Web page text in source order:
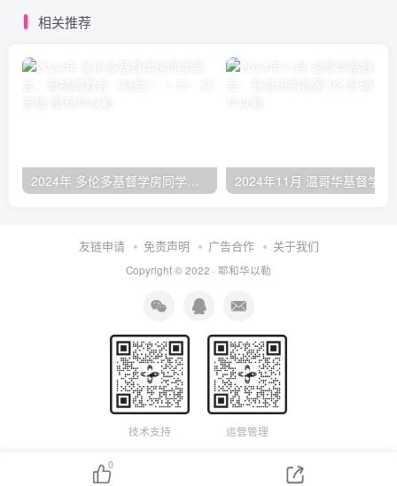
相关推荐
2024年 多伦多基督学房同学聚会：有福的教会（帖后1：1-5） 刘志雄
友链申请 免责声明 广告合作 关于我们
Copyright © 2022 · 耶和华以勒
技术支持 运营管理
0